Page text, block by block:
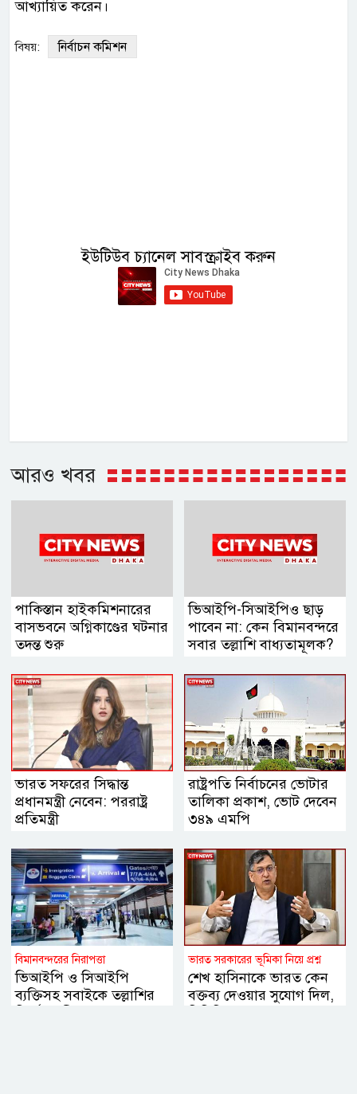
আখ্যায়িত করেন।
বিষয়: নির্বাচন কমিশন
ইউটিউব চ্যানেল সাবস্ক্রাইব করুন
আরও খবর
পাকিস্তান হাইকমিশনারের
বাসভবনে অগ্নিকাণ্ডের ঘটনার
তদন্ত শুরু
ভিআইপি-সিআইপিও ছাড়
পাবেন না: কেন বিমানবন্দরে
সবার তল্লাশি বাধ্যতামূলক?
ভারত সফরের সিদ্ধান্ত
প্রধানমন্ত্রী নেবেন: পররাষ্ট্র
প্রতিমন্ত্রী
রাষ্ট্রপতি নির্বাচনের ভোটার
তালিকা প্রকাশ, ভোট দেবেন
৩৪৯ এমপি
বিমানবন্দরের নিরাপত্তা
ভিআইপি ও সিআইপি
ব্যক্তিসহ সবাইকে তল্লাশির
ভারত সরকারের ভূমিকা নিয়ে প্রশ্ন
শেখ হাসিনাকে ভারত কেন
বক্তব্য দেওয়ার সুযোগ দিল,